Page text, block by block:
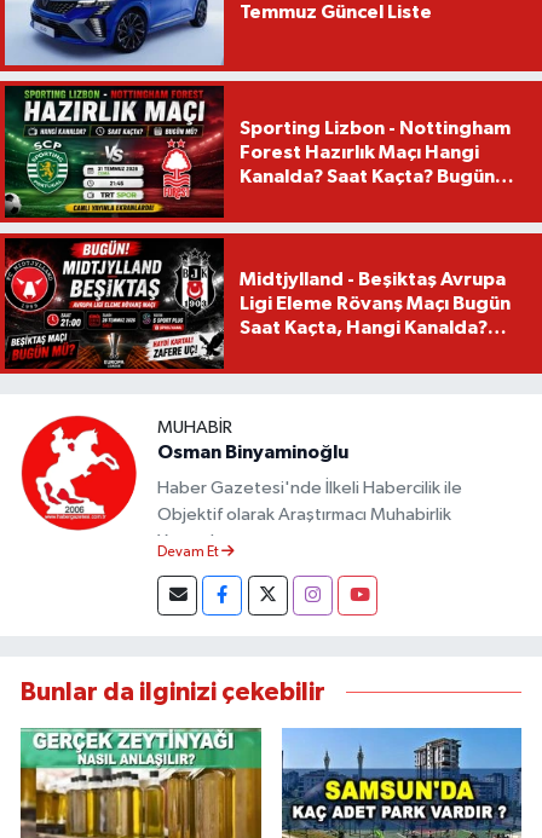
Temmuz Güncel Liste
Sporting Lizbon - Nottingham
Forest Hazırlık Maçı Hangi
Kanalda? Saat Kaçta? Bugün
Midtjylland - Beşiktaş Avrupa
Ligi Eleme Rövanş Maçı Bugün
Saat Kaçta, Hangi Kanalda?
MUHABIR
Osman Binyaminoğlu
Haber Gazetesi'nde İlkeli Habercilik ile
Objektif olarak Araştırmacı Muhabirlik
Yapmaktayım.
Devam Et
Bunlar da ilginizi çekebilir